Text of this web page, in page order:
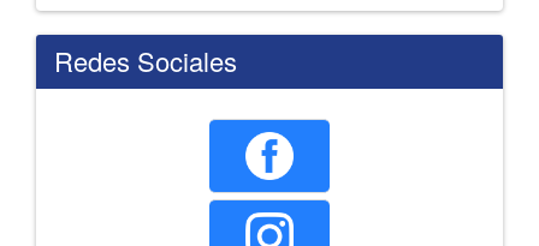
Redes Sociales